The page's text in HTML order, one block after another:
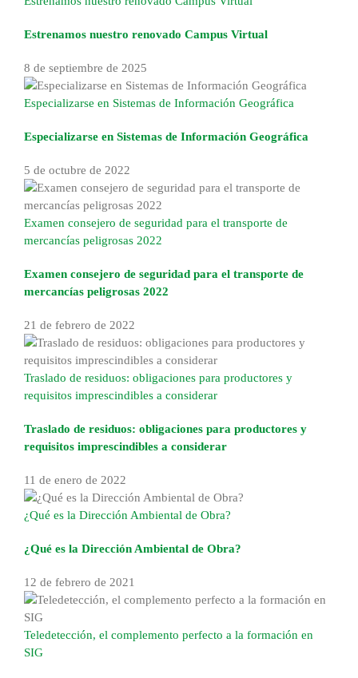
Estrenamos nuestro renovado Campus Virtual
8 de septiembre de 2025
Especializarse en Sistemas de Información Geográfica
Especializarse en Sistemas de Información Geográfica
5 de octubre de 2022
Examen consejero de seguridad para el transporte de
mercancías peligrosas 2022
Examen consejero de seguridad para el transporte de
mercancías peligrosas 2022
21 de febrero de 2022
Traslado de residuos: obligaciones para productores y
requisitos imprescindibles a considerar
Traslado de residuos: obligaciones para productores y
requisitos imprescindibles a considerar
11 de enero de 2022
¿Qué es la Dirección Ambiental de Obra?
¿Qué es la Dirección Ambiental de Obra?
12 de febrero de 2021
Teledetección, el complemento perfecto a la formación en
SIG